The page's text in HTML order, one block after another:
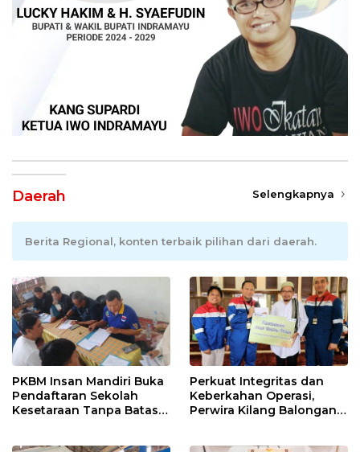
Daerah Selengkapnya
Berita Regional, konten terbaik pilihan dari daerah.
PKBM Insan Mandiri Buka
Pendaftaran Sekolah
Kesetaraan Tanpa Batas
Perkuat Integritas dan
Keberkahan Operasi,
Perwira Kilang Balongan